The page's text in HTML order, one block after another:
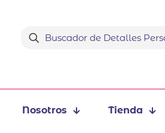
Nosotros Tienda